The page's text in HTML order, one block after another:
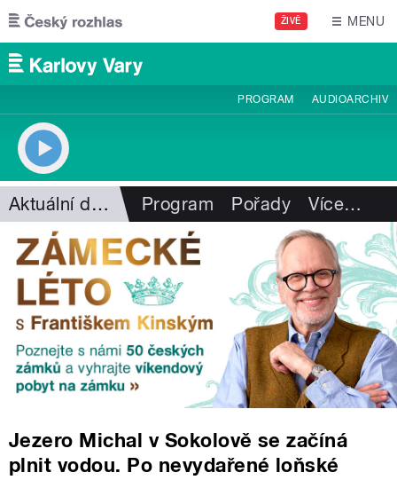
Přejít k hlavnímu obsahu
ŽIVĚ MENU
PROGRAM AUDIOARCHIV
Aktuální dění Program Pořady Více…
Jezero Michal v Sokolově se začíná
plnit vodou. Po nevydařené loňské